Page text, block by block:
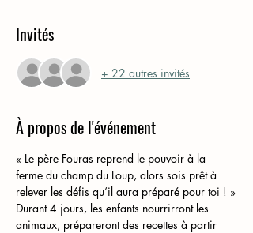
Invités
+ 22 autres invités
À propos de l'événement
« Le père Fouras reprend le pouvoir à la
ferme du champ du Loup, alors sois prêt à
relever les défis qu’il aura préparé pour toi ! »
Durant 4 jours, les enfants nourrirront les
animaux, prépareront des recettes à partir